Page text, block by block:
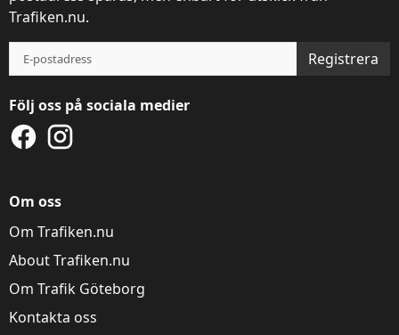
Om oss
Om Trafiken.nu
About Trafiken.nu
Om Trafik Göteborg
Kontakta oss
Trafiken.nu.
Registrera
Följ oss på sociala medier